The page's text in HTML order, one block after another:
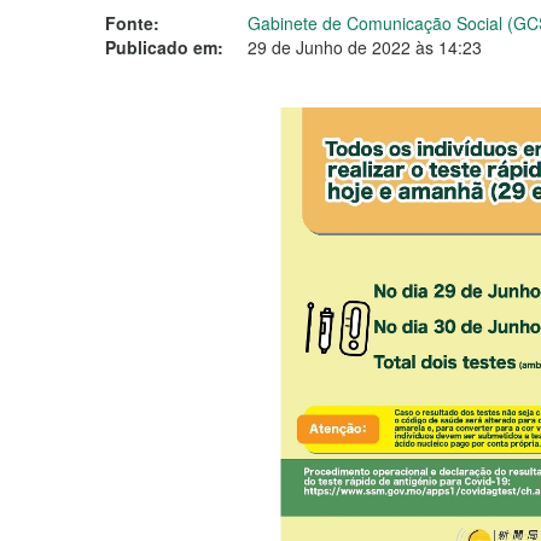
Fonte:
Gabinete de Comunicação Social
Publicado em:
29 de Junho de 2022 às 14:23